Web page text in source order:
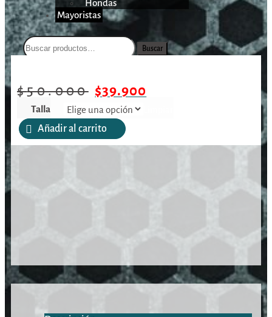
Hondas
Mayoristas
Buscar
$50.000 $39.900
Talla
Añadir al carrito